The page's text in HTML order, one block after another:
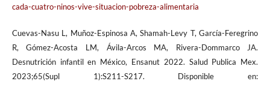
cada-cuatro-ninos-vive-situacion-pobreza-alimentaria
Cuevas-Nasu L, Muñoz-Espinosa A, Shamah-Levy T, García-Feregrino
R, Gómez-Acosta LM, Ávila-Arcos MA, Rivera-Dommarco JA.
Desnutrición infantil en México, Ensanut 2022. Salud Publica Mex.
2023;65(Supl 1):S211-S217. Disponible en: